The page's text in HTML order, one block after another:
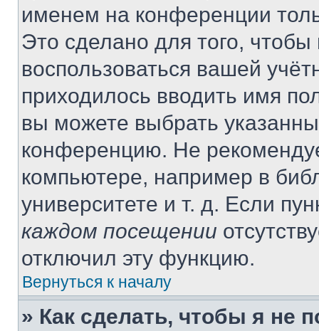
именем на конференции
Это сделано для того, чтобы
воспользоваться вашей
приходилось вводить имя
вы можете выбрать
конференцию. Не
компьютере, например в
университете и т. д. Если
каждом посещении
отключил эту функцию.
Вернуться к началу
» Как сделать, чтобы я не